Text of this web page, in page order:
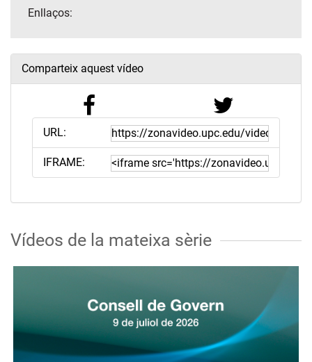
Enllaços:
Comparteix aquest vídeo
URL:
IFRAME:
Vídeos de la mateixa sèrie